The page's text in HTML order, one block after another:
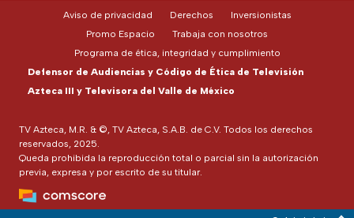
TV Azteca, M.R. & ©, TV Azteca, S.A.B. de C.V. Todos los derechos
reservados, 2025.
Queda prohibida la reproducción total o parcial sin la autorización
previa, expresa y por escrito de su titular.
Aviso de privacidad Derechos
Inversionistas
Promo Espacio
Trabaja con nosotros
Programa de ética, integridad y cumplimiento
Defensor de Audiencias y Código de Ética de Televisión
Azteca III y Televisora del Valle de México